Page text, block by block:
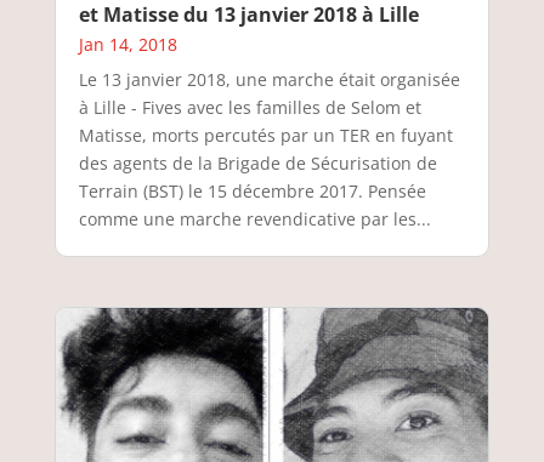
et Matisse du 13 janvier 2018 à Lille
Jan 14, 2018
Le 13 janvier 2018, une marche était organisée
à Lille - Fives avec les familles de Selom et
Matisse, morts percutés par un TER en fuyant
des agents de la Brigade de Sécurisation de
Terrain (BST) le 15 décembre 2017. Pensée
comme une marche revendicative par les...